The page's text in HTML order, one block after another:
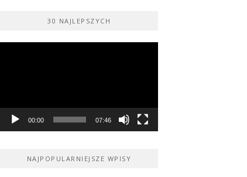
30 NAJLEPSZYCH
00:00 07:46
NAJPOPULARNIEJSZE WPISY